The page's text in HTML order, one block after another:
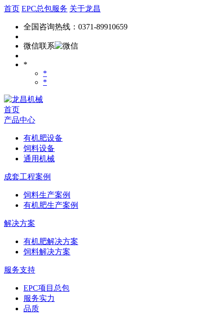
首页 EPC总包服务 关于龙昌
全国咨询热线：0371-89910659
微信联系
*
*
*
首页
产品中心
有机肥设备
饲料设备
通用机械
成套工程案例
饲料生产案例
有机肥生产案例
解决方案
有机肥解决方案
饲料解决方案
服务支持
EPC项目总包
服务实力
品质